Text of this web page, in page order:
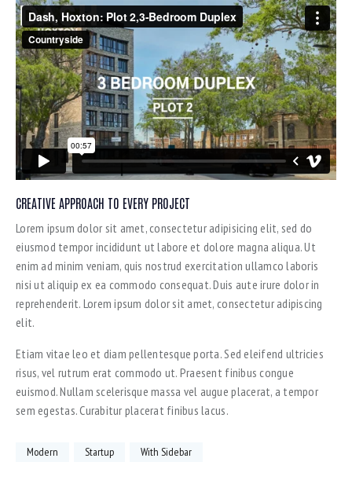
CREATIVE APPROACH TO EVERY PROJECT
Lorem ipsum dolor sit amet, consectetur adipisicing elit, sed do
eiusmod tempor incididunt ut labore et dolore magna aliqua. Ut
enim ad minim veniam, quis nostrud exercitation ullamco laboris
nisi ut aliquip ex ea commodo consequat. Duis aute irure dolor in
reprehenderit. Lorem ipsum dolor sit amet, consectetur adipiscing
elit.
Etiam vitae leo et diam pellentesque porta. Sed eleifend ultricies
risus, vel rutrum erat commodo ut. Praesent finibus congue
euismod. Nullam scelerisque massa vel augue placerat, a tempor
sem egestas. Curabitur placerat finibus lacus.
Modern Startup With Sidebar